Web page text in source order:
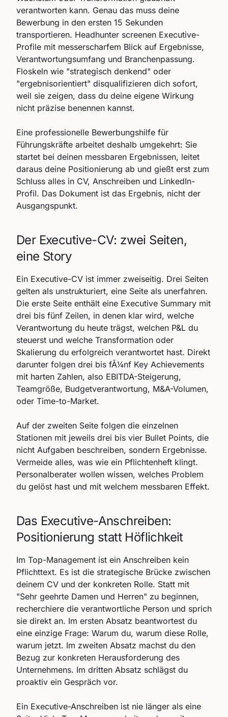
verantworten kann. Genau das muss deine
Bewerbung in den ersten 15 Sekunden
transportieren. Headhunter screenen Executive-
Profile mit messerscharfem Blick auf Ergebnisse,
Verantwortungsumfang und Branchenpassung.
Floskeln wie "strategisch denkend" oder
"ergebnisorientiert" disqualifizieren dich sofort,
weil sie zeigen, dass du deine eigene Wirkung
nicht präzise benennen kannst.
Eine professionelle Bewerbungshilfe für
Führungskräfte arbeitet deshalb umgekehrt: Sie
startet bei deinen messbaren Ergebnissen, leitet
daraus deine Positionierung ab und gießt erst zum
Schluss alles in CV, Anschreiben und LinkedIn-
Profil. Das Dokument ist das Ergebnis, nicht der
Ausgangspunkt.
Der Executive-CV: zwei Seiten,
eine Story
Ein Executive-CV ist immer zweiseitig. Drei Seiten
gelten als unstrukturiert, eine Seite als unerfahren.
Die erste Seite enthält eine Executive Summary mit
drei bis fünf Zeilen, in denen klar wird, welche
Verantwortung du heute trägst, welchen P&L du
steuerst und welche Transformation oder
Skalierung du erfolgreich verantwortet hast. Direkt
darunter folgen drei bis fÃ¼nf Key Achievements
mit harten Zahlen, also EBITDA-Steigerung,
Teamgröße, Budgetverantwortung, M&A-Volumen,
oder Time-to-Market.
Auf der zweiten Seite folgen die einzelnen
Stationen mit jeweils drei bis vier Bullet Points, die
nicht Aufgaben beschreiben, sondern Ergebnisse.
Vermeide alles, was wie ein Pflichtenheft klingt.
Personalberater wollen wissen, welches Problem
du gelöst hast und mit welchem messbaren Effekt.
Das Executive-Anschreiben:
Positionierung statt Höflichkeit
Im Top-Management ist ein Anschreiben kein
Pflichttext. Es ist die strategische Brücke zwischen
deinem CV und der konkreten Rolle. Statt mit
"Sehr geehrte Damen und Herren" zu beginnen,
recherchiere die verantwortliche Person und sprich
sie direkt an. Im ersten Absatz beantwortest du
eine einzige Frage: Warum du, warum diese Rolle,
warum jetzt. Im zweiten Absatz machst du den
Bezug zur konkreten Herausforderung des
Unternehmens. Im dritten Absatz schlägst du
proaktiv ein Gespräch vor.
Ein Executive-Anschreiben ist nie länger als eine